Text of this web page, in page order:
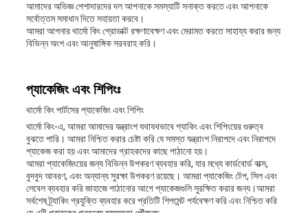
আমাদের অভিজ্ঞ পেশাদারদের দল আপনাকে সমস্যাটি সনাক্ত করতে এবং আপনাকে
সর্বোত্তম সমাধান দিতে সহায়তা করবে।
আমরা আপনার থার্মো কিং প্রোডাক্ট রক্ষণাবেক্ষণ এবং মেরামত করতে সাহায্য করার জন্য
বিভিন্ন অংশ এবং আনুষাঙ্গিক সরবরাহ করি।
প্যাকেজিং এবং শিপিংঃ
থার্মো কিং পার্টসের প্যাকেজিং এবং শিপিং
থার্মো কিং-এ, আমরা আমাদের যন্ত্রাংশ যথাযথভাবে প্যাকিং এবং শিপিংয়ের গুরুত্ব
বুঝতে পারি। আমরা নিশ্চিত করার চেষ্টা করি যে সমস্ত যন্ত্রাংশ নিরাপদে এবং নিরাপদে
প্যাকেজ করা হয় এবং আমাদের গ্রাহকদের কাছে পাঠানো হয়।
আমরা প্যাকেজিংয়ের জন্য বিভিন্ন উপকরণ ব্যবহার করি, যার মধ্যে কার্ডবোর্ড বাক্স,
বুদবুদ আবরণ, এবং অন্যান্য সুরক্ষা উপকরণ রয়েছে। আমরা প্যাকেজিং টেপ, সিল এবং
লেবেল ব্যবহার করি জাহাজে পাঠানোর আগে প্যাকেজগুলি সুরক্ষিত করার জন্য।আমরা
সর্বশেষ ট্র্যাকিং প্রযুক্তি ব্যবহার করে প্রতিটি শিপমেন্ট পর্যবেক্ষণ করি এবং নিশ্চিত করি